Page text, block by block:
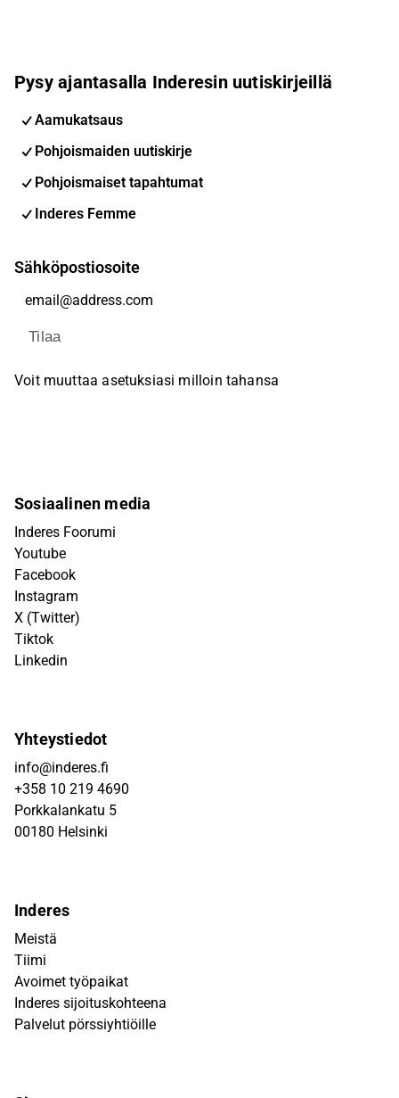
Pysy ajantasalla Inderesin uutiskirjeillä
Aamukatsaus
Pohjoismaiden uutiskirje
Pohjoismaiset tapahtumat
Inderes Femme
Sähköpostiosoite
Tilaa
Voit muuttaa asetuksiasi milloin tahansa
Sosiaalinen media
Inderes Foorumi
Youtube
Facebook
Instagram
X (Twitter)
Tiktok
Linkedin
Yhteystiedot
info@inderes.fi
+358 10 219 4690
Porkkalankatu 5
00180 Helsinki
Inderes
Meistä
Tiimi
Avoimet työpaikat
Inderes sijoituskohteena
Palvelut pörssiyhtiöille